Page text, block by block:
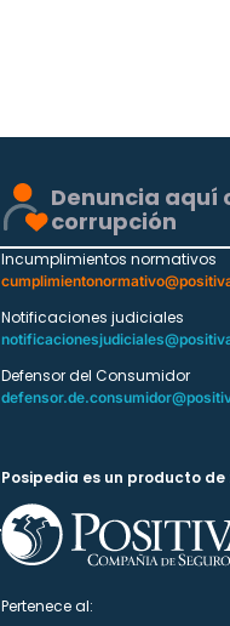
Denuncia aquí
corrupción
Incumplimientos normativos
Notificaciones judiciales
Defensor del Consumidor
Posipedia es un producto de
Pertenece al: